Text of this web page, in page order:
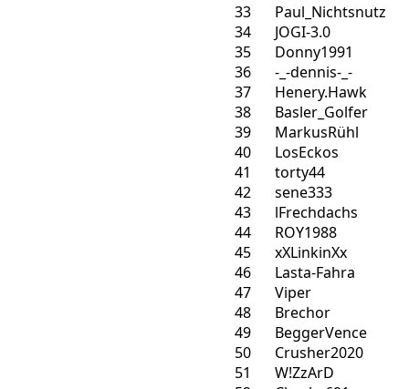
33
Paul_Nichtsnutz
34
JOGI-3.0
35
Donny1991
36
-_-dennis-_-
37
Henery.Hawk
38
Basler_Golfer
39
MarkusRühl
40
LosEckos
41
torty44
42
sene333
43
lFrechdachs
44
ROY1988
45
xXLinkinXx
46
Lasta-Fahra
47
Viper
48
Brechor
49
BeggerVence
50
Crusher2020
51
W!ZzArD